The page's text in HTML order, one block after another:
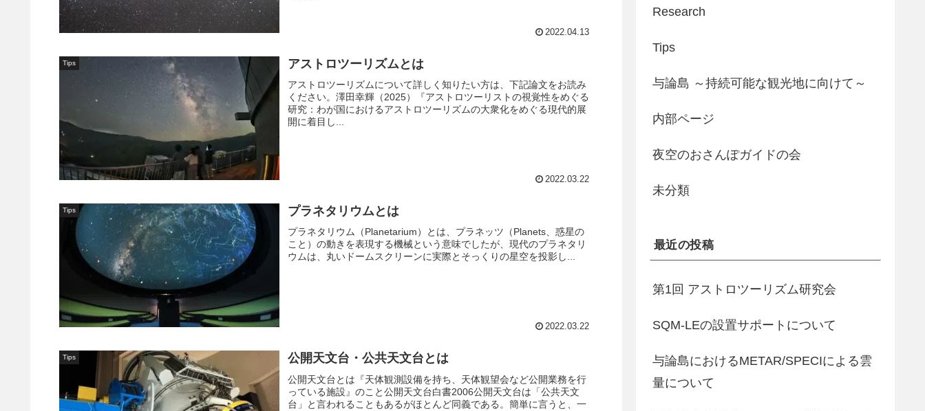
2022.04.13
Tips アストロツーリズムとは
アストロツーリズムについて詳しく知りたい方は、下記論文をお読み
ください。澤田幸輝（2025）『アストロツーリストの視覚性をめぐる
研究：わが国におけるアストロツーリズムの大衆化をめぐる現代的展
開に着目し...
2022.03.22
Tips プラネタリウムとは
プラネタリウム（Planetarium）とは、プラネッツ（Planets、惑星の
こと）の動きを表現する機械という意味でしたが、現代のプラネタリ
ウムは、丸いドームスクリーンに実際とそっくりの星空を投影し...
2022.03.22
Tips 公開天文台・公共天文台とは
公開天文台とは『天体観測設備を持ち、天体観望会など公開業務を行
っている施設』のこと公開天文台白書2006公開天文台は「公共天文
台」と言われることもあるがほとんど同義である。簡単に言うと、一
Research
Tips
与論島 ～持続可能な観光地に向けて～
内部ページ
夜空のおさんぽガイドの会
未分類
最近の投稿
第1回 アストロツーリズム研究会
SQM-LEの設置サポートについて
与論島におけるMETAR/SPECIによる雲
量について